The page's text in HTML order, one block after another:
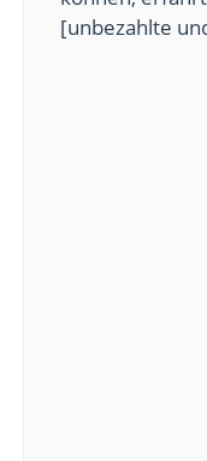
[unbezahlte